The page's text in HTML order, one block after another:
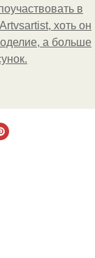
в
хоть он
а больше